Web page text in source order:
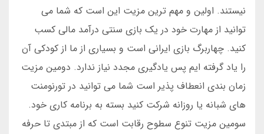
نیستند. اولین و مهم ترین مزیت این است که شما می
توانید از مهارت خود در یک بازی سنتی درآمد مالی کسب
کنید. چهاربرگ بازی ایرانی است و بسیاری از ما از کودکی آن
را یاد گرفته ایم پس یادگیری مجدد نیاز ندارد. دومین مزیت
زمان بندی انعطاف پذیر است شما می توانید در تورنومنت
های شبانه یا روزانه شرکت کنید بسته به برنامه کاری خود.
سومین مزیت تنوع سطوح رقابت است که از مبتدی تا حرفه